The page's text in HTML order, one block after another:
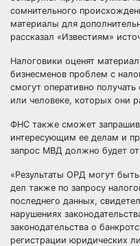
сомнительного
материалы для
рассказал «Известиям»
Налоговики оценят
бизнесменов проблем с
смогут оперативно
или человеке, которых они
ФНС также сможет
интересующим ее делам и
запрос МВД должно будет
«Результаты ОРД могут
дел также по запросу
последнего данных,
нарушениях
законодательства о
регистрации юридических